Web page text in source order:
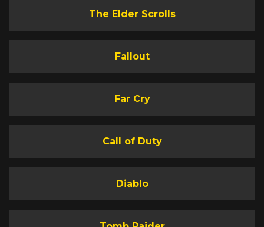
The Elder Scrolls
Fallout
Far Cry
Call of Duty
Diablo